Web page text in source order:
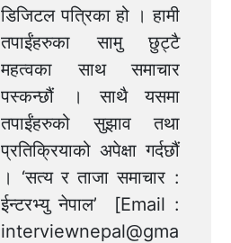
डिजिटल पत्रिका हो । हामी
तपाईंहरुका सामु छुट्टै
महत्वका साथ समाचार
पस्कन्छौं । साथै यसमा
तपाईंहरुको सुझाव तथा
प्रतिक्रियाको अपेक्षा गर्दछौं
। ‘सत्य र ताजा समाचार :
ईन्टरभ्यु नेपाल’ [Email :
interviewnepal@gma